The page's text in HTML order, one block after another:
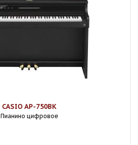
CASIO AP-750BK
Пианино цифровое